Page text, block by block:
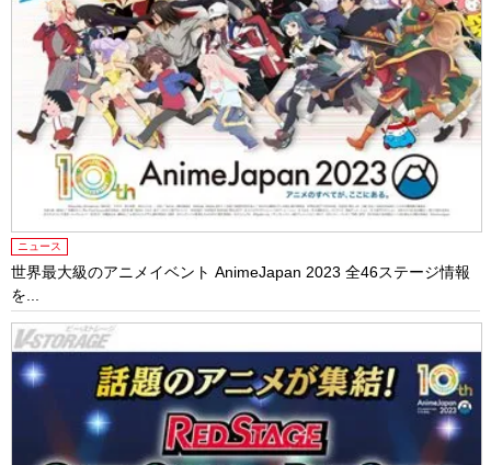
ニュース
世界最大級のアニメイベント AnimeJapan 2023 全46ステージ情報
を...